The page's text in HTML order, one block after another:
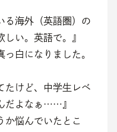
る海外（英語圏）の
い。英語で。』
白になりました。
たけど、中学生レベ
だよなぁ……』
か悩んでいたとこ